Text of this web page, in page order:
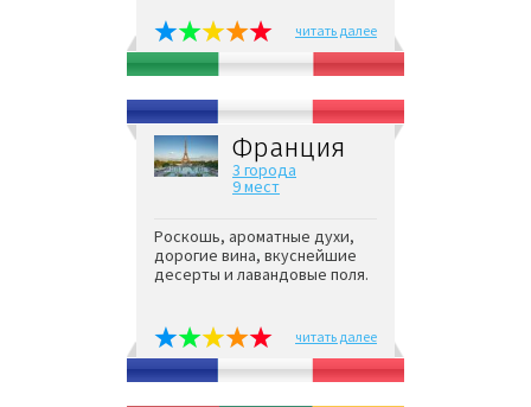
читать далее
Франция
3 города
9 мест
Роскошь, ароматные духи,
дорогие вина, вкуснейшие
десерты и лавандовые поля.
читать далее